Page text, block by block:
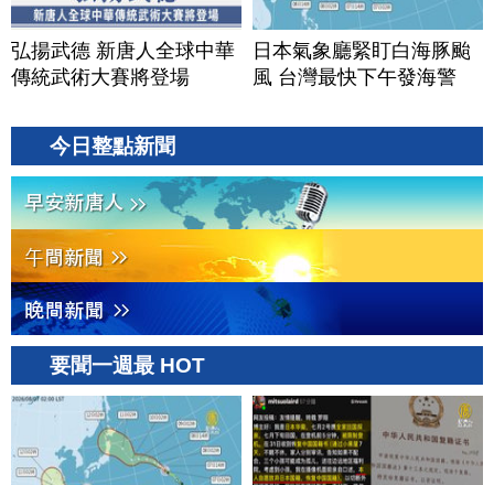
弘揚武德 新唐人全球中華
傳統武術大賽將登場
日本氣象廳緊盯白海豚颱
風 台灣最快下午發海警
今日整點新聞
要聞一週最 HOT